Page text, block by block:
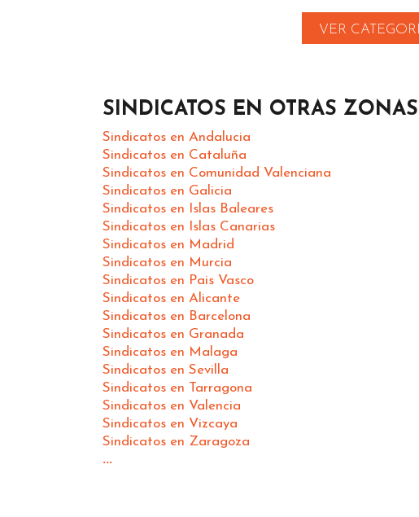
VER
SINDICATOS EN OTRAS ZONAS
Sindicatos en Andalucia
Sindicatos en Cataluña
Sindicatos en Comunidad Valenciana
Sindicatos en Galicia
Sindicatos en Islas Baleares
Sindicatos en Islas Canarias
Sindicatos en Madrid
Sindicatos en Murcia
Sindicatos en Pais Vasco
Sindicatos en Alicante
Sindicatos en Barcelona
Sindicatos en Granada
Sindicatos en Malaga
Sindicatos en Sevilla
Sindicatos en Tarragona
Sindicatos en Valencia
Sindicatos en Vizcaya
Sindicatos en Zaragoza
...